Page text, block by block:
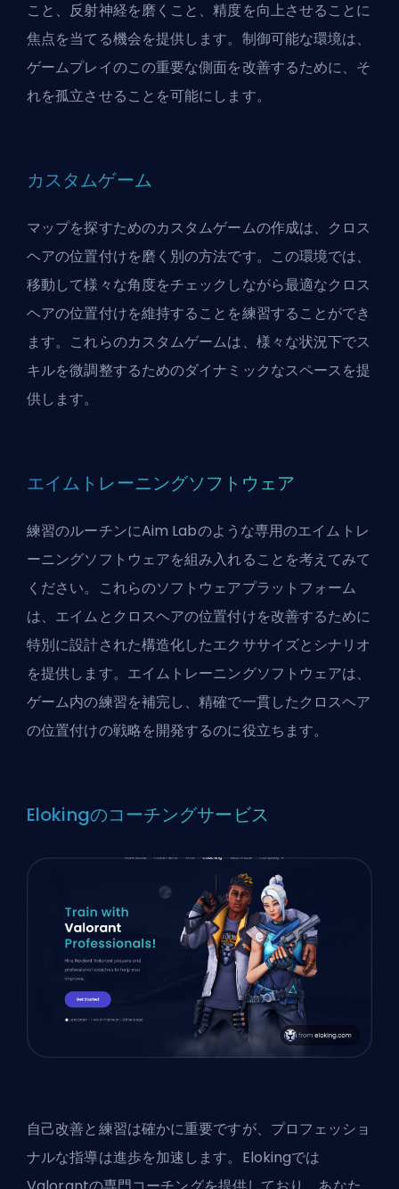
こと、反射神経を磨くこと、精度を向上させることに
焦点を当てる機会を提供します。制御可能な環境は、
ゲームプレイのこの重要な側面を改善するために、そ
れを孤立させることを可能にします。
カスタムゲーム
マップを探すためのカスタムゲームの作成は、クロス
ヘアの位置付けを磨く別の方法です。この環境では、
移動して様々な角度をチェックしながら最適なクロス
ヘアの位置付けを維持することを練習することができ
ます。これらのカスタムゲームは、様々な状況下でス
キルを微調整するためのダイナミックなスペースを提
供します。
エイムトレーニングソフトウェア
練習のルーチンにAim Labのような専用のエイムトレ
ーニングソフトウェアを組み入れることを考えてみて
ください。これらのソフトウェアプラットフォーム
は、エイムとクロスヘアの位置付けを改善するために
特別に設計された構造化したエクササイズとシナリオ
を提供します。エイムトレーニングソフトウェアは、
ゲーム内の練習を補完し、精確で一貫したクロスヘア
の位置付けの戦略を開発するのに役立ちます。
Elokingのコーチングサービス
自己改善と練習は確かに重要ですが、プロフェッショ
ナルな指導は進歩を加速します。Elokingでは